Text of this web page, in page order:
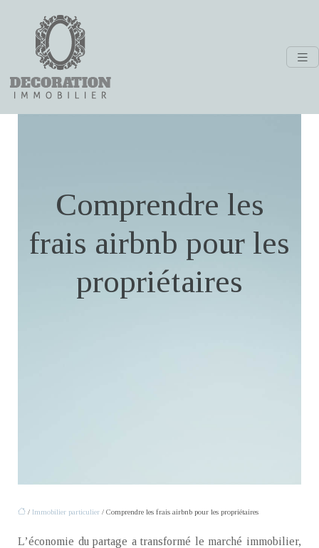
Comprendre les
frais airbnb pour les
propriétaires
/ Immobilier particulier / Comprendre les frais airbnb pour les propriétaires
L’économie du partage a transformé le marché immobilier,